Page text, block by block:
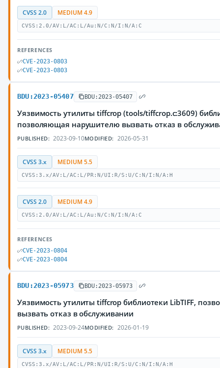
CVSS 2.0 MEDIUM 4.9
CVSS:2.0/AV:L/AC:L/Au:N/C:N/I:N/A:C
REFERENCES
CVE-2023-0803
CVE-2023-0803
BDU:2023-05407 BDU:2023-05407
Уязвимость утилиты tiffcrop (tools/tiffcrop.c:3609)
позволяющая нарушителю вызвать отказ в
PUBLISHED: 2023-09-10MODIFIED: 2026-05-31
CVSS 3.x MEDIUM 5.5
CVSS:3.x/AV:L/AC:L/PR:N/UI:R/S:U/C:N/I:N/A:H
CVSS 2.0 MEDIUM 4.9
CVSS:2.0/AV:L/AC:L/Au:N/C:N/I:N/A:C
REFERENCES
CVE-2023-0804
CVE-2023-0804
BDU:2023-05973 BDU:2023-05973
Уязвимость утилиты tiffcrop библиотеки LibTIFF,
вызвать отказ в обслуживании
PUBLISHED: 2023-09-24MODIFIED: 2026-01-19
CVSS 3.x MEDIUM 5.5
CVSS:3.x/AV:L/AC:L/PR:N/UI:R/S:U/C:N/I:N/A:H